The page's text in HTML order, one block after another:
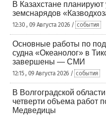
В Казахстане планируют
земснарядов
12:30 , 09 Августа 2026 / события
Основные работы по
судна «Океанолог» в
завершены — СМИ
12:15 , 09 Августа 2026 / события
В Волгоградской
четверти объема работ
Медведицы